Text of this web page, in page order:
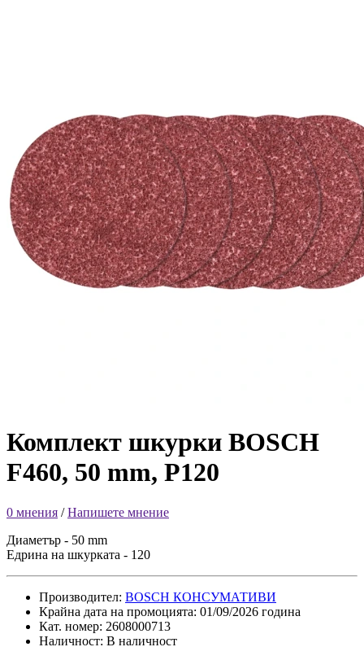
Комплект шкурки BOSCH
F460, 50 mm, P120
0 мнения /Напишете мнение
Диаметър - 50 mm
Едрина на шкурката - 120
Производител: BOSCH КОНСУМАТИВИ
Крайна дата на промоцията: 01/09/2026 година
Кат. номер: 2608000713
Наличност: В наличност